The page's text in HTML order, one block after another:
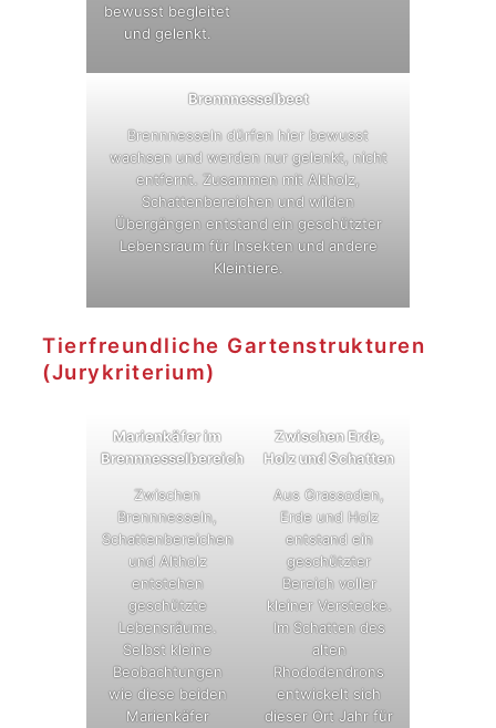
bewusst begleitet
und gelenkt.
Brennnesselbeet
Brennnesseln dürfen hier bewusst
wachsen und werden nur gelenkt, nicht
entfernt. Zusammen mit Altholz,
Schattenbereichen und wilden
Übergängen entstand ein geschützter
Lebensraum für Insekten und andere
Kleintiere.
Tierfreundliche Gartenstrukturen
(Jurykriterium)
Marienkäfer im
Brennnesselbereich
Zwischen
Brennnesseln,
Schattenbereichen
und Altholz
entstehen
geschützte
Lebensräume.
Selbst kleine
Beobachtungen
wie diese beiden
Marienkäfer
Zwischen Erde,
Holz und Schatten
Aus Grassoden,
Erde und Holz
entstand ein
geschützter
Bereich voller
kleiner Verstecke.
Im Schatten des
alten
Rhododendrons
entwickelt sich
dieser Ort Jahr für